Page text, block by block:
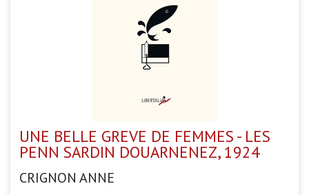
UNE BELLE GREVE DE FEMMES - LES
PENN SARDIN DOUARNENEZ, 1924
CRIGNON ANNE